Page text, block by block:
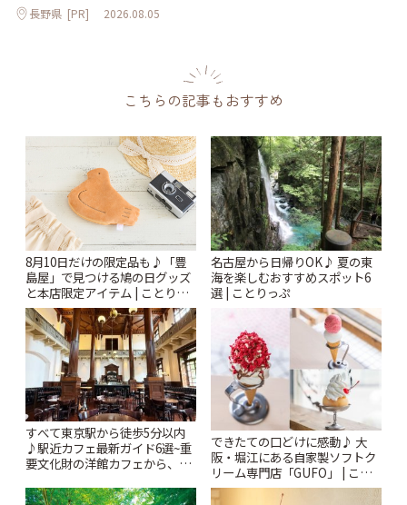
長野県 [PR] 2026.08.05
こちらの記事もおすすめ
8月10日だけの限定品も♪「豊
島屋」で見つける鳩の日グッズ
と本店限定アイテム | ことりっ
ぷ
名古屋から日帰りOK♪ 夏の東
海を楽しむおすすめスポット6
選 | ことりっぷ
すべて東京駅から徒歩5分以内
♪駅近カフェ最新ガイド6選~重
要文化財の洋館カフェから、改
りっぷ
できたての口どけに感動♪ 大
阪・堀江にある自家製ソフトク
リーム専門店「GUFO」 | こと
りっぷ